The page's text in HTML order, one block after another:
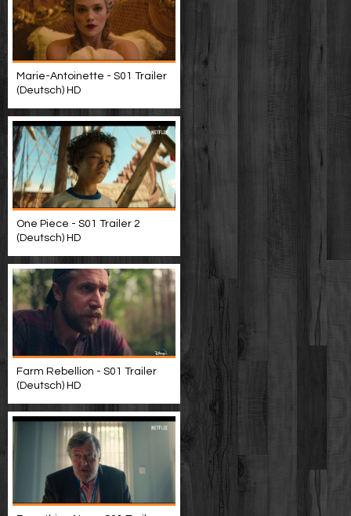
Marie-Antoinette - S01 Trailer
(Deutsch) HD
One Piece - S01 Trailer 2
(Deutsch) HD
Farm Rebellion - S01 Trailer
(Deutsch) HD